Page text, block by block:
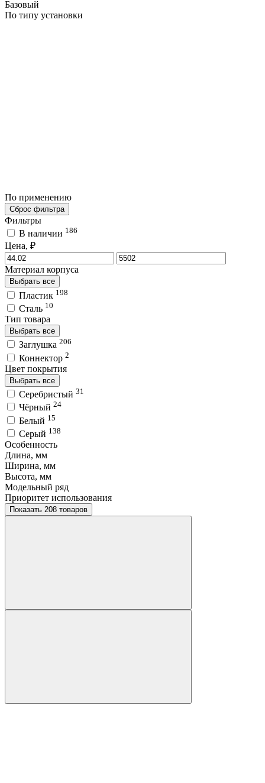
Базовый
По типу установки
По применению
Сброс фильтра
Фильтры
В наличии 186
Цена, ₽
Материал корпуса
Выбрать все
Пластик 198
Сталь 10
Тип товара
Выбрать все
Заглушка 206
Коннектор 2
Цвет покрытия
Выбрать все
Серебристый 31
Чёрный 24
Белый 15
Серый 138
Особенность
Длина, мм
Ширина, мм
Высота, мм
Модельный ряд
Приоритет использования
Показать 208 товаров